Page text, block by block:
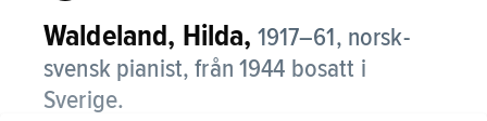
Waldeland, Hilda, 1917–61, norsk-
svensk pianist, från 1944 bosatt i
Sverige.